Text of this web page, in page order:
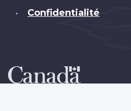
• Confidentialité